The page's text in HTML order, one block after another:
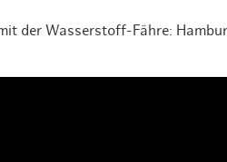
der Wasserstoff-Fähre: